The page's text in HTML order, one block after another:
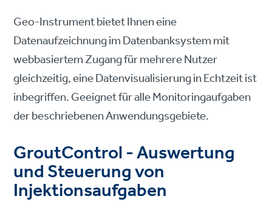
Geo-Instrument bietet Ihnen eine
Datenaufzeichnung im Datenbanksystem mit
webbasiertem Zugang für mehrere Nutzer
gleichzeitig, eine Datenvisualisierung in Echtzeit ist
inbegriffen. Geeignet für alle Monitoringaufgaben
der beschriebenen Anwendungsgebiete.
GroutControl - Auswertung
und Steuerung von
Injektionsaufgaben